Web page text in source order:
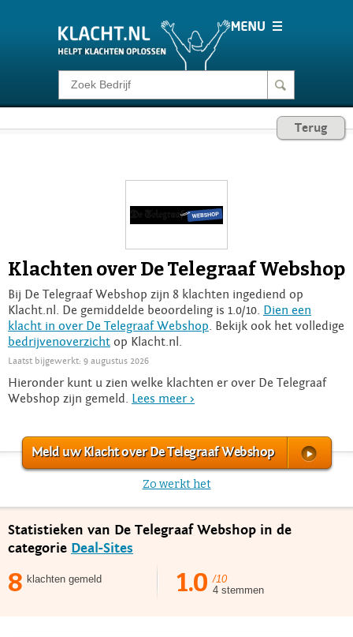
Klacht melden
Login
Terug
Klachten over De Telegraaf Webshop
Bij De Telegraaf Webshop zijn 8 klachten ingediend op
Klacht.nl. De gemiddelde beoordeling is 1.0/10. Dien een
klacht in over De Telegraaf Webshop . Bekijk ook het volledige
bedrijvenoverzicht op Klacht.nl.
Laatst bijgewerkt: 9 augustus 2026
Hieronder kunt u zien welke klachten er over De Telegraaf
Webshop zijn gemeld. Lees meer >
Meld uw Klacht over De Telegraaf Webshop
Zo werkt het
Statistieken van De Telegraaf Webshop in de
categorie Deal-Sites
8 klachten gemeld 1.0 /10
4 stemmen